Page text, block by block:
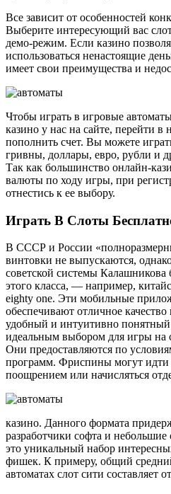
Все зависит от особенностей
Выберите интересующий вас
демо-режим. Если казино
использоваться ненастоящие
имеет свои преимущества и
Чтобы играть в игровые
казино у нас на сайте, перейти в
пополнить счет. Вы можете
гривны, доллары, евро, рубли и
Так как большинство онлайн-
валюты по ходу игры, при
отнестись к ее выбору.
Играть В Слоты
В СССР и России
винтовки не выпускаются,
советской системы Калашникова
этого класса, — например,
eighty one. Эти мобильные
обеспечивают отличное
удобный и интуитивно понятный
идеальным выбором для игры на
Они предоставляются по
программ. Фриспины могут
поощрением или начисляться
казино. Данного формата
разработчики софта и
это уникальный набор
фишек. К примеру, общий
автоматах слот сити составляет